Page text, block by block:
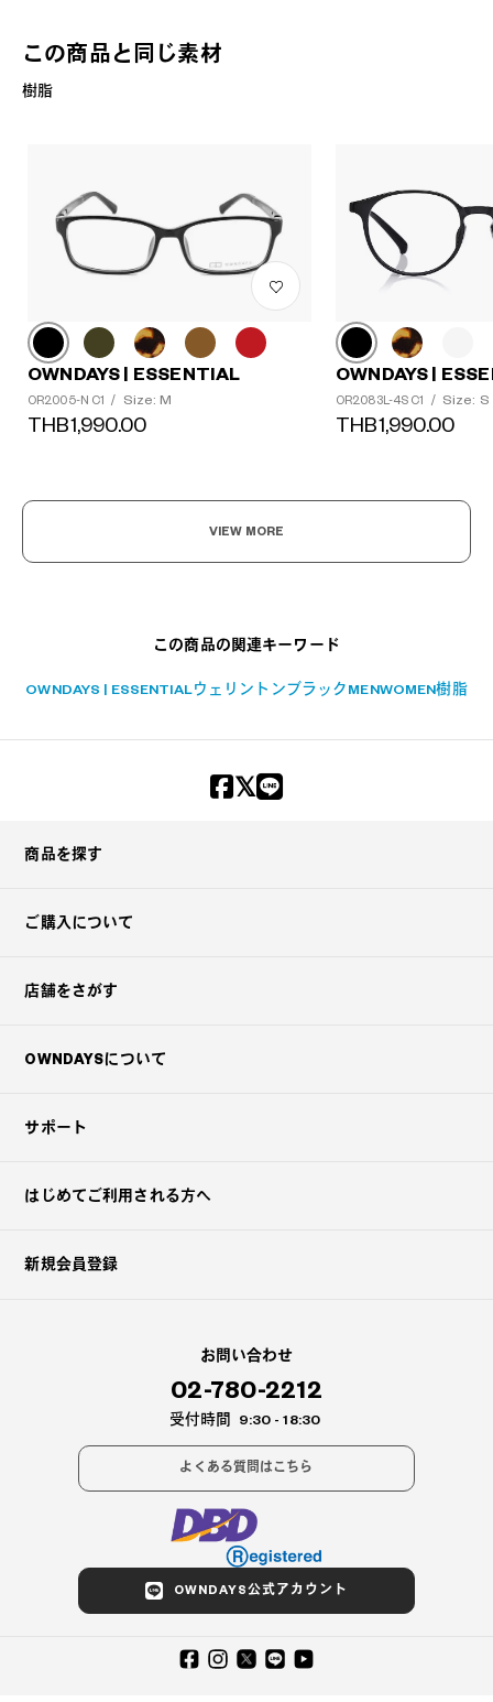
この商品と同じ素材
樹脂
OWNDAYS | ESSENTIAL
OR2005-N C1 / Size: M
THB1,990.00
OWNDAYS |
OR2083L-4S C1 / Size: S
THB1,990.00
VIEW MORE
この商品の関連キーワード
OWNDAYS | ESSENTIALウェリントン ブラック MENWOMEN樹脂
商品を探す
ご購入について
店舗をさがす
OWNDAYSについて
サポート
はじめてご利用される方へ
新規会員登録
お問い合わせ
02-780-2212
受付時間 9:30 - 18:30
よくある質問はこちら
OWNDAYS公式アカウント